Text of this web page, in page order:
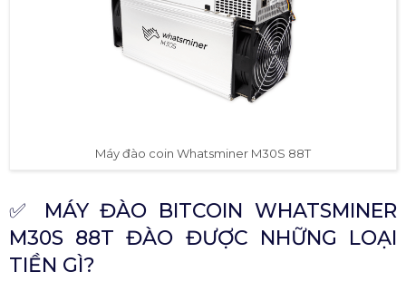
Máy đào coin Whatsminer M30S 88T
✅
MÁY ĐÀO BITCOIN WHATSMINER
M30S 88T ĐÀO ĐƯỢC NHỮNG LOẠI
TIỀN GÌ?